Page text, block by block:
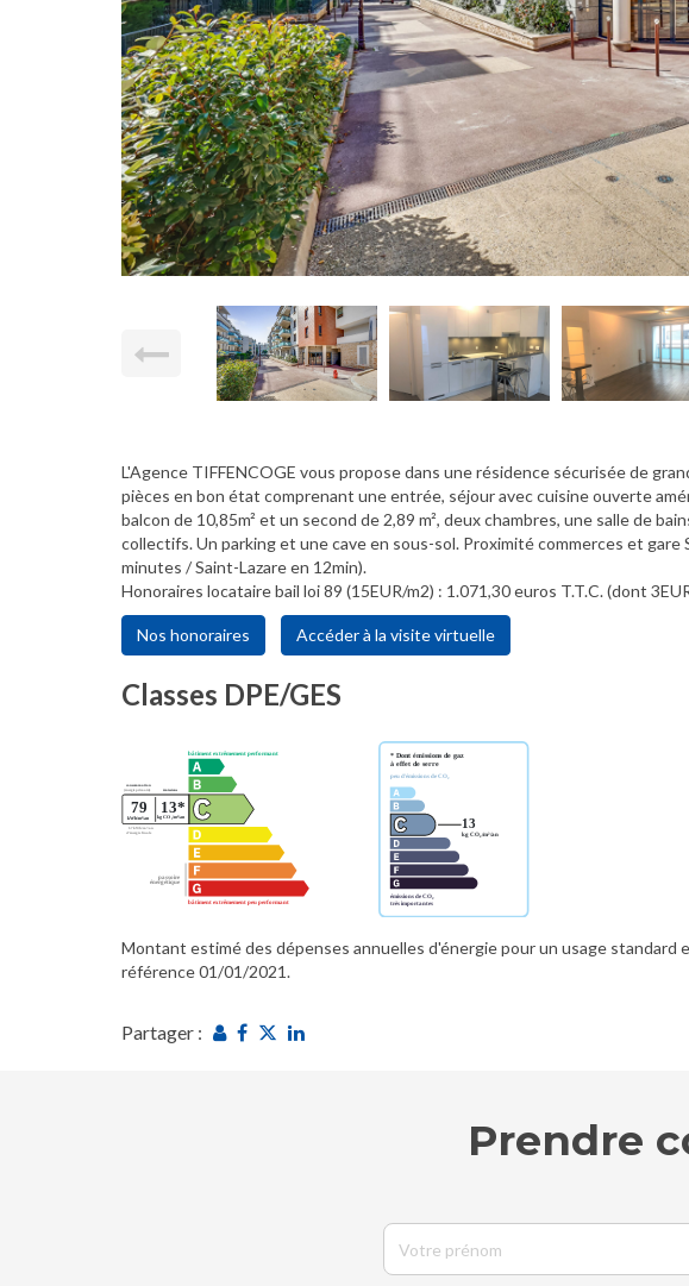
L'Agence TIFFENCOGE vous propose dans une résidence sécurisée de
pièces en bon état comprenant une entrée, séjour avec cuisine ouverte
balcon de 10,85m² et un second de 2,89 m², deux chambres, une salle de
collectifs. Un parking et une cave en sous-sol. Proximité commerces et gare
minutes / Saint-Lazare en 12min).
Honoraires locataire bail loi 89 (15EUR/m2) : 1.071,30 euros T.T.C. (dont
Nos honoraires Accéder à la visite virtuelle
Classes DPE/GES
Montant estimé des dépenses annuelles d'énergie pour un usage standard
référence 01/01/2021.
Partager :
Prendre